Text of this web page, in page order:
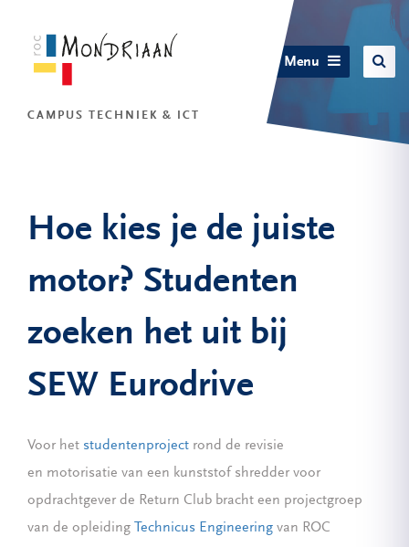
CAMPUS TECHNIEK & ICT
Menu
Hoe kies je de juiste
motor? Studenten
zoeken het uit bij
SEW Eurodrive
Voor het studentenproject rond de revisie
en motorisatie van een kunststof shredder voor
opdrachtgever de Return Club bracht een projectgroep
van de opleiding
Technicus Engineering van ROC